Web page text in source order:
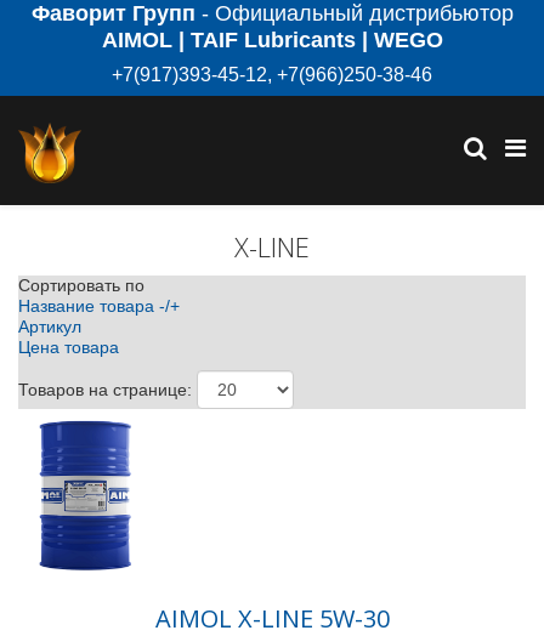
Фаворит Групп - Официальный дистрибьютор
AIMOL | TAIF Lubricants | WEGO
+7(917)393-45-12, +7(966)250-38-46
X-LINE
Сортировать по
Название товара -/+
Артикул
Цена товара
Товаров на странице:
AIMOL X-LINE 5W-30